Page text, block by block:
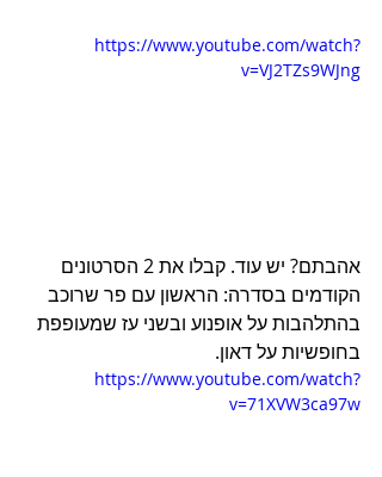
https://www.youtube.com/watch?
v=VJ2TZs9WJng
אהבתם? יש עוד. קבלו את 2 הסרטונים
הקודמים בסדרה: הראשון עם פר שרוכב
בהתלהבות על אופנוע ובשני עז שמעופפת
בחופשיות על דאון.
https://www.youtube.com/watch?
v=71XVW3ca97w